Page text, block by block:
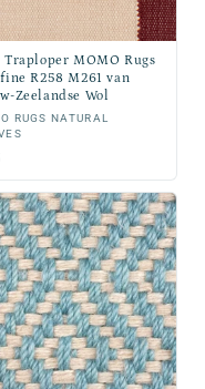
Traploper MOMO Rugs
R258 M261 van
Zeelandse Wol
RUGS NATURAL